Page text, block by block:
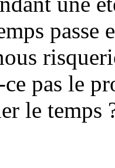
passe
pas le
le temps